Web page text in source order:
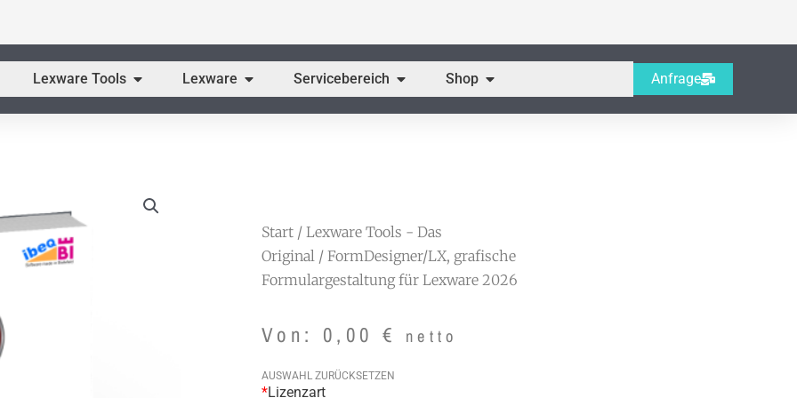
CODE.3 ERP
Lexware Tools Öffne Lexware Tools
Lexware Öffne LexwareServicebereich Öffne Servicebereich
Shop Öffne Shop Anfrage
Start / Lexware Tools - Das
Original / FormDesigner/LX, grafische
Formulargestaltung für Lexware 2026
Von: 0,00 € netto
*Lizenzart
AUSWAHL ZURÜCKSETZEN
FormDesigner/LX,